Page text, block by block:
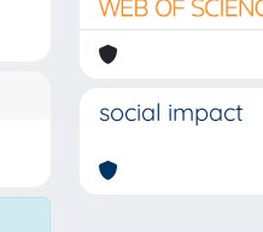
social impact